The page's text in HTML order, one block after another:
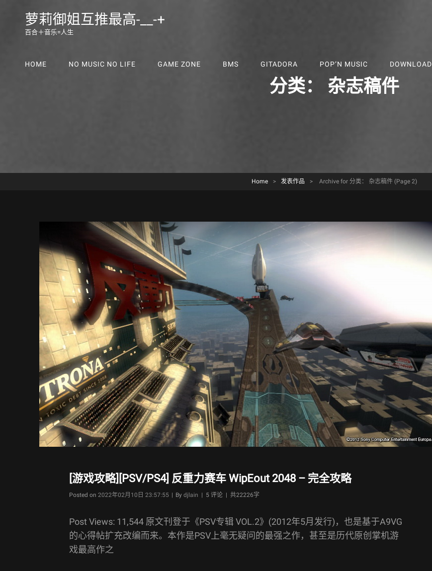
萝莉御姐互推最高-__-+
百合＋音乐=人生
HOME NO MUSIC NO LIFE GAME ZONE BMS GITADORA POP’N MUSIC DOWNLOAD
分类： 杂志稿件
Home > 发表作品 > Archive for 分类： 杂志稿件(Page 2)
[游戏攻略][PSV/PS4] 反重力赛车 WipEout 2048 – 完全攻略
Posted on2022年02月10日 23:57:55 | ByByline
djlain | 5 评论 |共22226字
Post Views: 11,544 原文刊登于《PSV专辑 VOL.2》(2012年5月发行)，也是基于A9VG
的心得帖扩充改编而来。本作是PSV上毫无疑问的最强之作，甚至是历代原创掌机游
戏最高作之